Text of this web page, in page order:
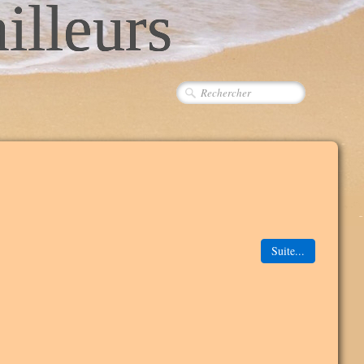
Suite...